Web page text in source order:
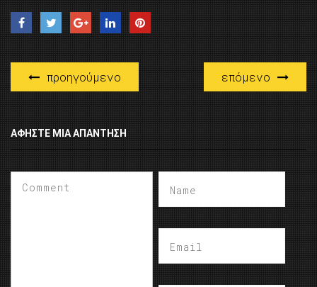
προηγούμενο επόμενο
ΑΦΉΣΤΕ ΜΙΑ ΑΠΆΝΤΗΣΗ